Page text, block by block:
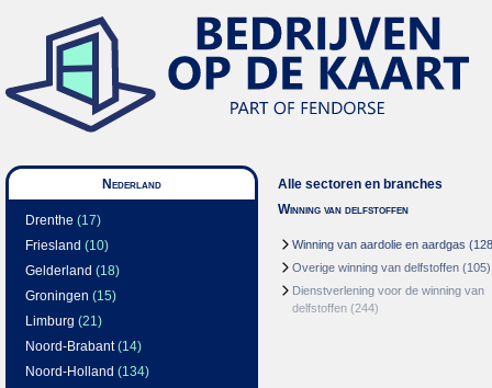
Nederland
Drenthe (17)
Friesland (10)
Gelderland (18)
Groningen (15)
Limburg (21)
Noord-Brabant(14)
Noord-Holland (134)
Alle sectoren en branches
Winning van delfstoffen
Winning van aardolie en aardgas
Overige winning van delfstoffen (105)
Dienstverlening voor de winning van
delfstoffen (244)